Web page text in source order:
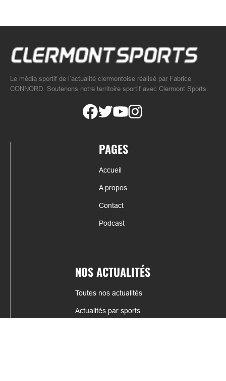
Le média sportif de l’actualité clermontoise réalisé par Fabrice
CONNORD. Soutenons notre territoire sportif avec Clermont Sports.
PAGES
Accueil
A propos
Contact
Podcast
NOS ACTUALITÉS
Toutes nos actualités
Actualités par sports